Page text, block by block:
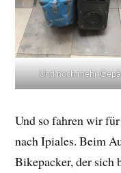
Und noch mehr
Und so fahren wir
nach Ipiales. Beim
Bikepacker, der sich